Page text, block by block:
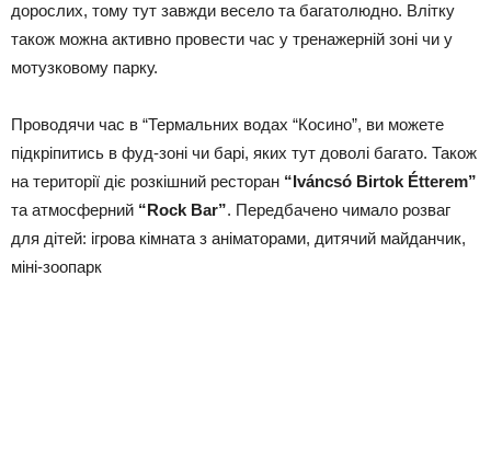
дорослих, тому тут завжди весело та багатолюдно. Влітку
також можна активно провести час у тренажерній зоні чи у
мотузковому парку.
Проводячи час в “Термальних водах “Косино”, ви можете
підкріпитись в фуд-зоні чи барі, яких тут доволі багато. Також
на території діє розкішний ресторан “Iváncsó Birtok Étterem”
та атмосферний “Rock Bar”. Передбачено чимало розваг
для дітей: ігрова кімната з аніматорами, дитячий майданчик,
міні-зоопарк